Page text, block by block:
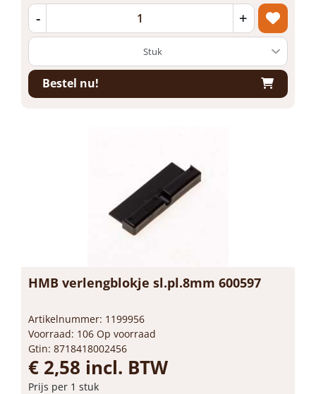
- +
Bestel nu!
HMB verlengblokje sl.pl.8mm 600597
Artikelnummer: 1199956
Voorraad: 106 Op voorraad
Gtin: 8718418002456
€ 2,58 incl. BTW
Prijs per 1 stuk